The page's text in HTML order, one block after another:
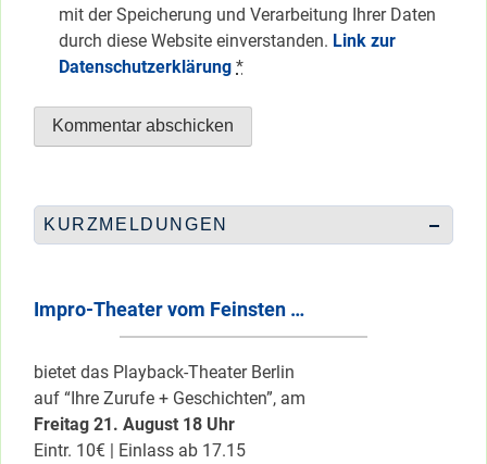
mit der Speicherung und Verarbeitung Ihrer Daten
durch diese Website einverstanden. Link zur
Datenschutzerklärung *
KURZMELDUNGEN
Impro-Theater vom Feinsten …
bietet das Playback-Theater Berlin
auf “Ihre Zurufe + Geschichten”, am
Freitag 21. August 18 Uhr
Eintr. 10€ | Einlass ab 17.15